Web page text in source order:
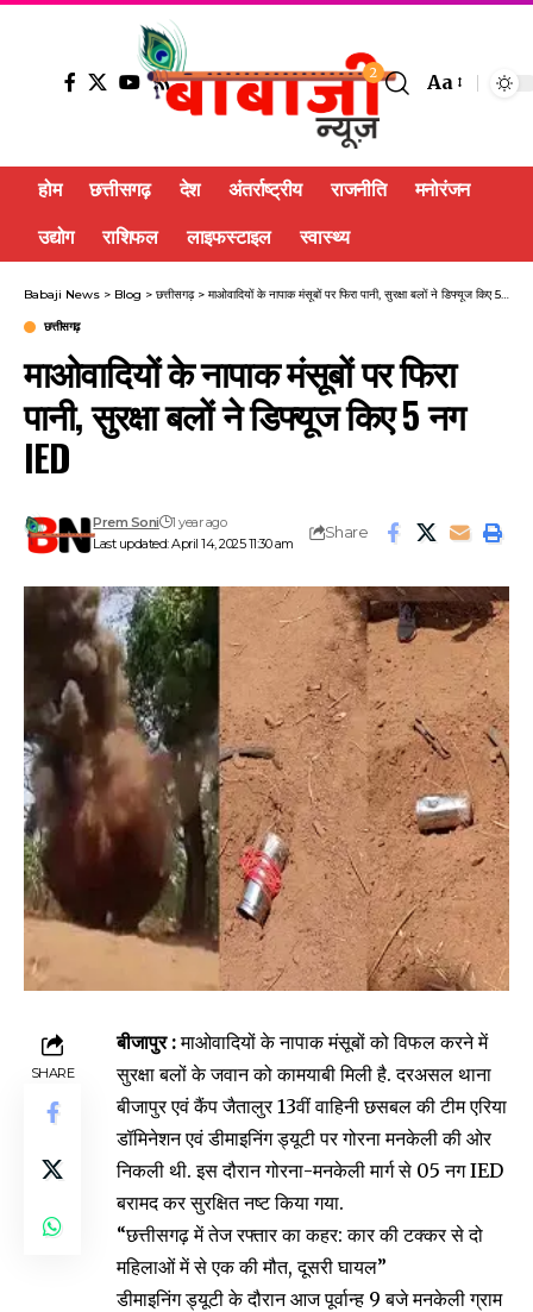
2 Aa
होम छत्तीसगढ़ देश अंतर्राष्ट्रीय राजनीति मनोरंजन
उद्योग राशिफल लाइफस्टाइल स्वास्थ्य
Babaji News > Blog > छत्तीसगढ़> माओवादियों के नापाक मंसूबों पर फिरा पानी, सुरक्षा बलों ने डिफ्यूज किए 5 नग IED
छत्तीसगढ़
माओवादियों के नापाक मंसूबों पर फिरा
पानी, सुरक्षा बलों ने डिफ्यूज किए 5 नग
IED
Last updated: April 14, 2025 11:30 am
Prem Soni 1 year ago
Share
SHARE
बीजापुर :माओवादियों के नापाक मंसूबों को विफल करने में
सुरक्षा बलों के जवान को कामयाबी मिली है. दरअसल थाना
बीजापुर एवं कैंप जैतालुर 13वीं वाहिनी छसबल की टीम एरिया
डॉमिनेशन एवं डीमाइनिंग ड्यूटी पर गोरना मनकेली की ओर
निकली थी. इस दौरान गोरना-मनकेली मार्ग से 05 नग IED
बरामद कर सुरक्षित नष्ट किया गया.
“छत्तीसगढ़ में तेज रफ्तार का कहर: कार की टक्कर से दो
महिलाओं में से एक की मौत, दूसरी घायल”​
डीमाइनिंग ड्यूटी के दौरान आज पूर्वान्ह 9 बजे मनकेली ग्राम